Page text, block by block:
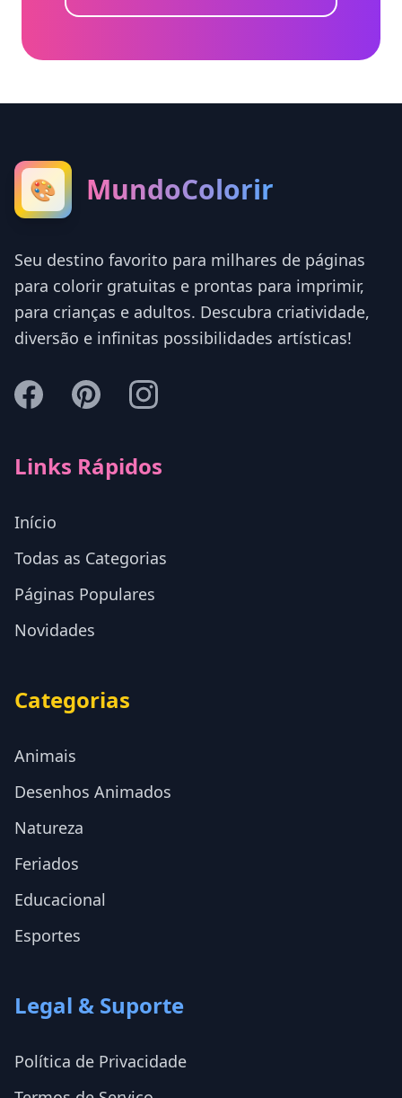
🎨 MundoColorir
Seu destino favorito para milhares de páginas
para colorir gratuitas e prontas para imprimir,
para crianças e adultos. Descubra criatividade,
diversão e infinitas possibilidades artísticas!
Links Rápidos
Início
Todas as Categorias
Páginas Populares
Novidades
Categorias
Animais
Desenhos Animados
Natureza
Feriados
Educacional
Esportes
Legal & Suporte
Política de Privacidade